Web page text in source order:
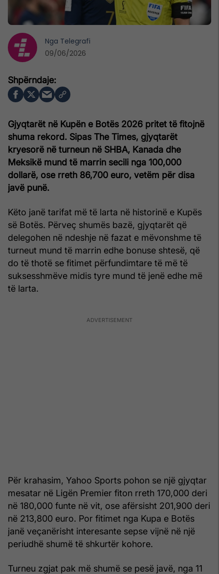
Gjyqtarët në Kupën e Botës 2026 pritet të fitojnë
shuma rekord. Sipas The Times, gjyqtarët
kryesorë në turneun në SHBA, Kanada dhe
Meksikë mund të marrin secili nga 100,000
dollarë, ose rreth 86,700 euro, vetëm për disa
javë punë.
Këto janë tarifat më të larta në historinë e Kupës
së Botës. Përveç shumës bazë, gjyqtarët që
delegohen në ndeshje në fazat e mëvonshme të
turneut mund të marrin edhe bonuse shtesë, që
do të thotë se fitimet përfundimtare të më të
suksesshmëve midis tyre mund të jenë edhe më
të larta.
Për krahasim, Yahoo Sports pohon se një gjyqtar
mesatar në Ligën Premier fiton rreth 170,000 deri
në 180,000 funte në vit, ose afërsisht 201,900 deri
në 213,800 euro. Por fitimet nga Kupa e Botës
janë veçanërisht interesante sepse vijnë në një
periudhë shumë të shkurtër kohore.
Turneu zgjat pak më shumë se pesë javë, nga 11
Nga Telegrafi
09/06/2026